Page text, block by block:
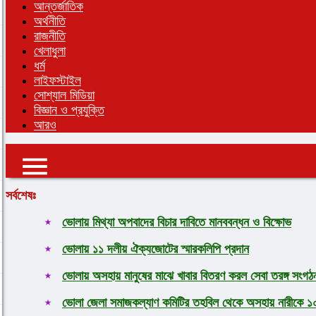
আন্তর্জাতিক
অর্থনীতি
রাজনীতি
খেলাধুলা
ধর্ম
লাইফস্টাইল
সোশ্যাল মিডিয়া
বিজ্ঞান ও প্রযুক্তি
আরও
সর্বশেষঃ
ভোলায় মিথ্যা অপবাদের বিচার দাবিতে মানববন্ধন ও বিক্ষোভ
ভোলায় ১১ দলীয় ঐক্যজোটের স্মারকলিপি প্রদান
ভোলায় অসহায় মানুষের মাঝে খাবার বিতরণ করল সেবা তরঙ্গ
ভোলা জেলা সমাজকল্যাণ কমিটির তহবিল থেকে অসহায় নারীকে ১০